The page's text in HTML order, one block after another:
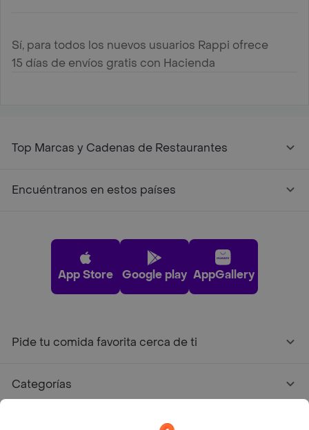
Sí, para todos los nuevos usuarios Rappi ofrece
15 días de envíos gratis con Hacienda
Top Marcas y Cadenas de Restaurantes
Encuéntranos en estos países
App Store Google play AppGallery
Pide tu comida favorita cerca de ti
Categorías